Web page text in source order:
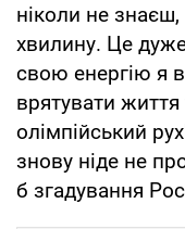
ніколи не
хвилину. Це
свою енергію я
врятувати життя
олімпійський
знову ніде не
б згадування